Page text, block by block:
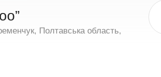
Полтавська область,